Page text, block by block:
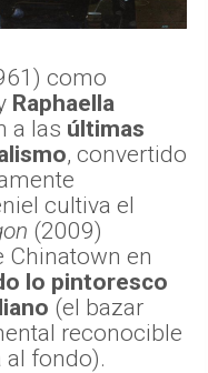
como
Raphaella
a las últimas
, convertido
cultiva el
(2009)
Chinatown en
lo pintoresco
(el bazar
reconocible
al fondo).